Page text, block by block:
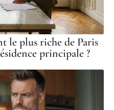
le plus riche de Paris
principale ?